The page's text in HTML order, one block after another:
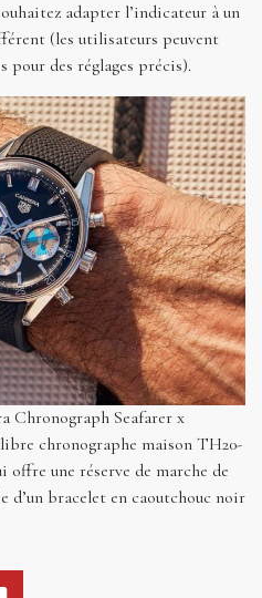
adapter l’indicateur à un
(les utilisateurs peuvent
pour des réglages précis).
Chronograph Seafarer x
chronographe maison TH20-
offre une réserve de marche de
d’un bracelet en caoutchouc noir